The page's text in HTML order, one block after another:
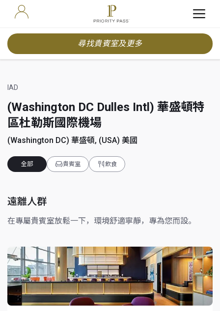
尋找貴賓室及更多
IAD
(Washington DC Dulles Intl) 華盛頓特
區杜勒斯國際機場
(Washington DC) 華盛頓, (USA) 美國
全部 貴賓室 飲食
遠離人群
在專屬貴賓室放鬆一下，環境舒適寧靜，專為您而設。